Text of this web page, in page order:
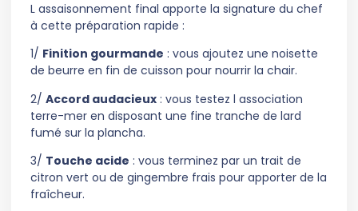
L assaisonnement final apporte la signature du chef
à cette préparation rapide :
1/ Finition gourmande : vous ajoutez une noisette
de beurre en fin de cuisson pour nourrir la chair.
2/ Accord audacieux : vous testez l association
terre-mer en disposant une fine tranche de lard
fumé sur la plancha.
3/ Touche acide : vous terminez par un trait de
citron vert ou de gingembre frais pour apporter de la
fraîcheur.